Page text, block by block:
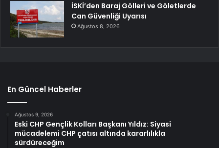
İSKİ’den Baraj Gölleri ve Göletlerde
Can Güvenliği Uyarısı
Ağustos 8, 2026
En Güncel Haberler
Ağustos 9, 2026
Eski CHP Gençlik Kolları Başkanı Yıldız: Siyasi
mücadelemi CHP çatısı altında kararlılıkla
sürdüreceğim